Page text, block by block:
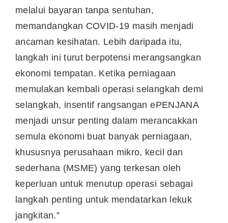
melalui bayaran tanpa sentuhan,
memandangkan COVID-19 masih menjadi
ancaman kesihatan. Lebih daripada itu,
langkah ini turut berpotensi merangsangkan
ekonomi tempatan. Ketika perniagaan
memulakan kembali operasi selangkah demi
selangkah, insentif rangsangan ePENJANA
menjadi unsur penting dalam merancakkan
semula ekonomi buat banyak perniagaan,
khususnya perusahaan mikro, kecil dan
sederhana (MSME) yang terkesan oleh
keperluan untuk menutup operasi sebagai
langkah penting untuk mendatarkan lekuk
jangkitan.”